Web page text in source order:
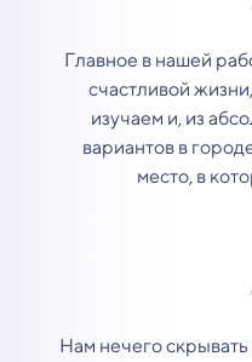
Главное в нашей
счастливой
изучаем и, из
вариантов в
место, в
Нам нечего